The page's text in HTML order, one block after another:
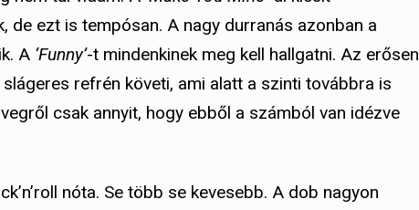
de ezt is tempósan. A nagy durranás azonban a
A ‘Funny’-t mindenkinek meg kell hallgatni. Az erősen
refrén követi, ami alatt a szinti továbbra is
csak annyit, hogy ebből a számból van idézve
nóta. Se több se kevesebb. A dob nagyon